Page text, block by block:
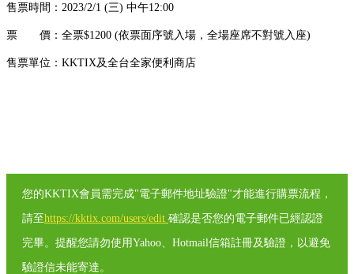
售票時間：2023/2/1 (三) 中午12:00
票 價： 全票$1200 (依票面序號入場，全場座席不對號入座)
售票單位： KKTIX及全台全家便利商店
您的KKTIX會員需完成"電子郵件地址驗證"才能進行購票流程，
請至https://kktix.com/users/edit 確認是否您的電子郵件已經認證
完畢。提醒您請勿使用Yahoo、Hotmail信箱註冊及驗證，以避免
驗證信未能寄達。